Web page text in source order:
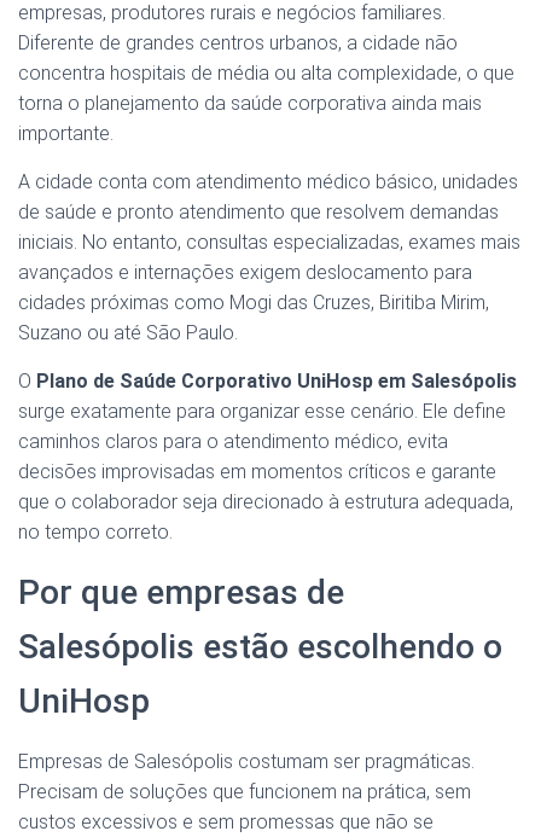
empresas, produtores rurais e negócios familiares.
Diferente de grandes centros urbanos, a cidade não
concentra hospitais de média ou alta complexidade, o que
torna o planejamento da saúde corporativa ainda mais
importante.
A cidade conta com atendimento médico básico, unidades
de saúde e pronto atendimento que resolvem demandas
iniciais. No entanto, consultas especializadas, exames mais
avançados e internações exigem deslocamento para
cidades próximas como Mogi das Cruzes, Biritiba Mirim,
Suzano ou até São Paulo.
O Plano de Saúde Corporativo UniHosp em Salesópolis
surge exatamente para organizar esse cenário. Ele define
caminhos claros para o atendimento médico, evita
decisões improvisadas em momentos críticos e garante
que o colaborador seja direcionado à estrutura adequada,
no tempo correto.
Por que empresas de
Salesópolis estão escolhendo o
UniHosp
Empresas de Salesópolis costumam ser pragmáticas.
Precisam de soluções que funcionem na prática, sem
custos excessivos e sem promessas que não se